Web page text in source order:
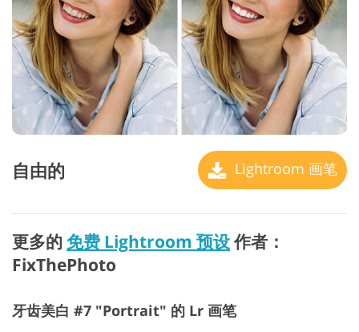
自由的 Lightroom 画笔
更多的 免费 Lightroom 预设作者：
FixThePhoto
牙齿美白 #7 "Portrait" 的 Lr 画笔